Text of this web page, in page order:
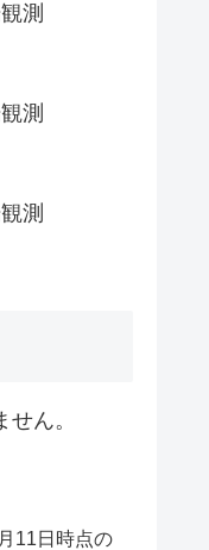
測
測
測
ん。
11日時点の